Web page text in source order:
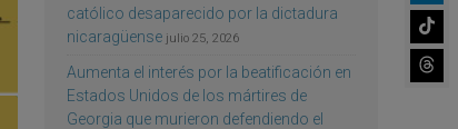
católico desaparecido por la dictadura
nicaragüense julio 25, 2026
Aumenta el interés por la beatificación en
Estados Unidos de los mártires de
Georgia que murieron defendiendo el